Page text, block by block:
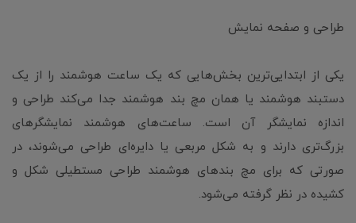
طراحی و صفحه نمایش
یکی از ابتدایی‌ترین بخش‌هایی که یک ساعت هوشمند را از یک
دستبند هوشمند یا همان مچ بند هوشمند جدا می‌کند طراحی و
اندازه نمایشگر آن است. ساعت‌های هوشمند نمایشگر‌های
بزرگ‌تری دارند و به شکل مربعی یا دایره‌ای طراحی می‌شوند، در
صورتی که برای مچ بندهای هوشمند طراحی مستطیلی شکل و
کشیده در نظر گرفته می‌شود.